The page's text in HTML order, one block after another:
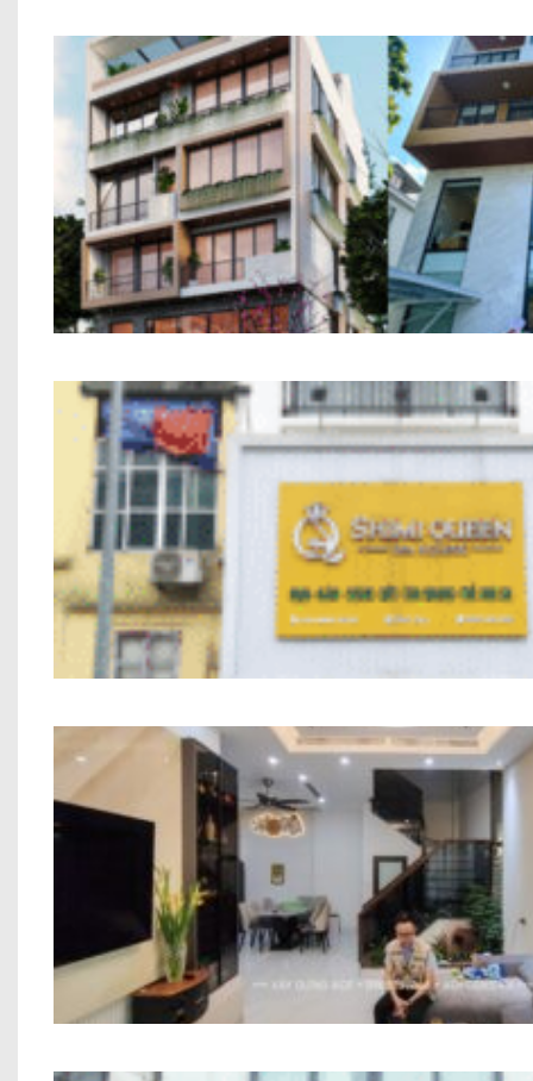
Tòa Nhà Văn Phòng Anh Dương Long
Nhà Phố Kết Hợp Kinh Doanh Chị Hiền
Thi công trọn gói công trình Anh Trung